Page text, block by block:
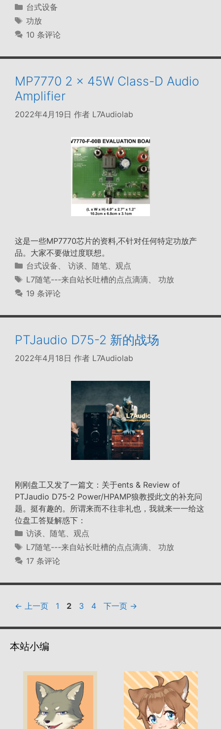
分
类
台式设备
标
签
功放
10 条评论
MP7770 2 x 45W Class-D Audio
Amplifier
2022年4月19日 作者 L7Audiolab
这是一些MP7770芯片的资料,不针对任何特定功放产
品。大家不要做过度联想。
分
类
台式设备、 访谈、随笔、观点
标
签
L7随笔---来自站长吐槽的点点滴滴、 功放
19 条评论
PTJaudio D75-2 新的战场
2022年4月18日 作者 L7Audiolab
刚刚盘工又发了一篇文：关于ents & Review of
PTJaudio D75-2 Power/HPAMP狼教授此文的补充问
题。挺有趣的。所谓来而不往非礼也，我就来一一给这
位盘工答疑解惑下：
分
类
访谈、随笔、观点
标
签
L7随笔---来自站长吐槽的点点滴滴、 功放
17 条评论
← 上一页
页
1
页
2
页
3
页
4 下一页 →
本站小编